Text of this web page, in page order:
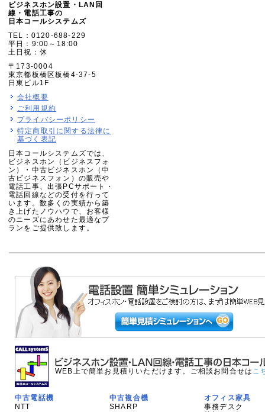
ビジネスホン設置・LAN回
線・電話工事の
日本コールシステムズ
TEL：0120-688-229
平日：9:00～18:00
土日祝：休
〒173-0004
東京都板橋区板橋4-37-5
日東ビル1F
会社概要
ご利用規約
プライバシーポリシー
特定商取引に関する法律に
基づく表記
日本コールシステムズでは、
ビジネスホン（ビジネスフォ
ン）・中古ビジネスホン（中
古ビジネスフォン）の販売や
電話工事、出張PCサポート・
電話回線などの受付を行って
います。数多くの実績から築
き上げたノウハウで、お客様
のニーズにあわせた最適なプ
ランをご提供致します。
WEB上で簡単お見積りいただけます。ご相談お問合せは こ
中古電話機
NTT
中古複合機
SHARP
オフィス家具
事務デスク